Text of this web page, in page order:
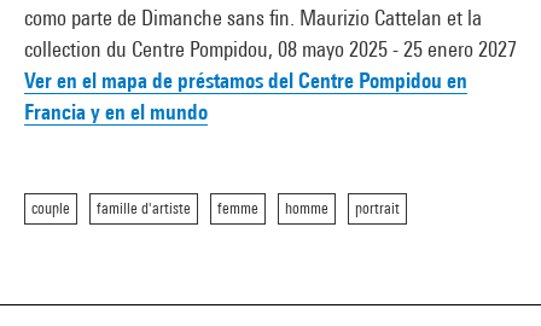
como parte de Dimanche sans fin. Maurizio Cattelan et la
collection du Centre Pompidou, 08 mayo 2025 - 25 enero 2027
Ver en el mapa de préstamos del Centre Pompidou en
Francia y en el mundo
couple famille d'artiste femme homme portrait